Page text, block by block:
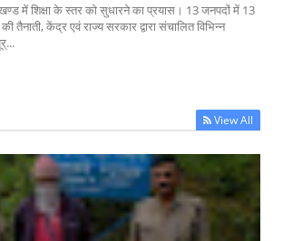
में शिक्षा के स्तर को सुधारने का प्रयास। 13 जनपदों में 13
तैनाती, केंद्र एवं राज्य सरकार द्वारा संचालित विभिन्न
View All